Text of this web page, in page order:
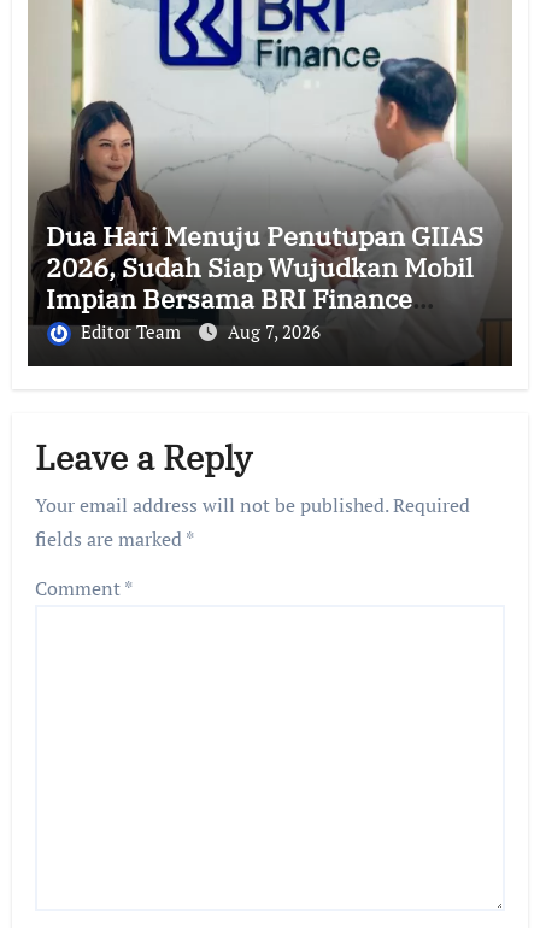
Dua Hari Menuju Penutupan GIIAS
2026, Sudah Siap Wujudkan Mobil
Impian Bersama BRI Finance
Belum?
Editor Team Aug 7, 2026
Leave a Reply
Your email address will not be published.Required
fields are marked*
Comment*